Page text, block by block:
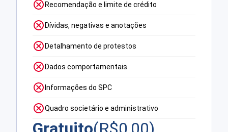
Recomendação e limite de crédito
Dívidas, negativas e anotações
Detalhamento de protestos
Dados comportamentais
Informações do SPC
Quadro societário e administrativo